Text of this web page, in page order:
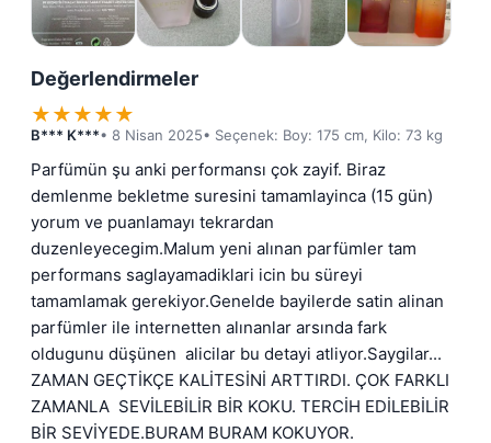
Değerlendirmeler
★★★★★
B*** K***• 8 Nisan 2025• Seçenek: Boy: 175 cm, Kilo: 73 kg
Parfümün şu anki performansı çok zayif. Biraz
demlenme bekletme suresini tamamlayinca (15 gün)
yorum ve puanlamayı tekrardan
duzenleyecegim.Malum yeni alınan parfümler tam
performans saglayamadiklari icin bu süreyi
tamamlamak gerekiyor.Genelde bayilerde satin alinan
parfümler ile internetten alınanlar arsında fark
oldugunu düşünen  alicilar bu detayi atliyor.Saygilar...
ZAMAN GEÇTİKÇE KALİTESİNİ ARTTIRDI. ÇOK FARKLI
ZAMANLA  SEVİLEBİLİR BİR KOKU. TERCİH EDİLEBİLİR
BİR SEVİYEDE.BURAM BURAM KOKUYOR.